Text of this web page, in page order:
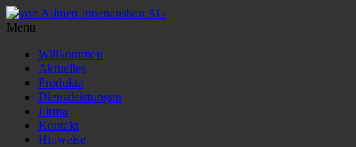
Menu
Willkommen
Aktuelles
Produkte
Dienstleistungen
Firma
Kontakt
Hinweise